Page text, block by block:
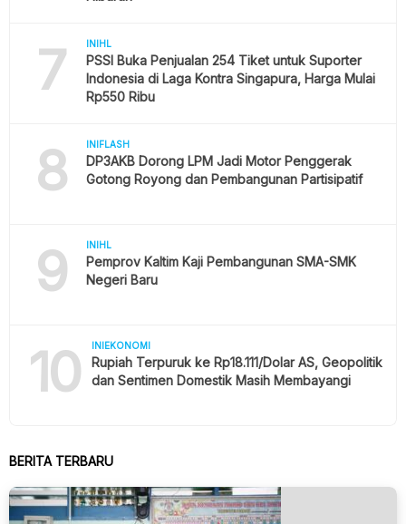
7 INIHL
PSSI Buka Penjualan 254 Tiket untuk Suporter
Indonesia di Laga Kontra Singapura, Harga Mulai
Rp550 Ribu
8 INIFLASH
DP3AKB Dorong LPM Jadi Motor Penggerak
Gotong Royong dan Pembangunan Partisipatif
9 INIHL
Pemprov Kaltim Kaji Pembangunan SMA-SMK
Negeri Baru
10 INIEKONOMI
Rupiah Terpuruk ke Rp18.111/Dolar AS, Geopolitik
dan Sentimen Domestik Masih Membayangi
BERITA TERBARU